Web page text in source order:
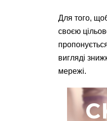
Для того,
своєю
вигляді
мережі.